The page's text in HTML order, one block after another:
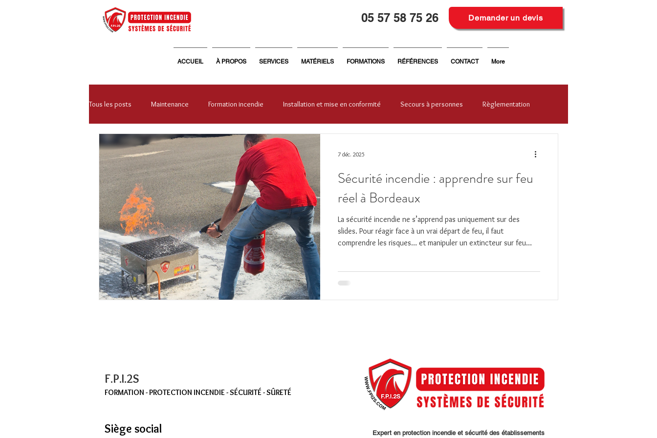
05 57 58 75 26 Demander un devis
ACCUEIL À PROPOS SERVICES MATÉRIELS FORMATIONS RÉFÉRENCES CONTACT More
Tous les posts Maintenance Formation incendie Installation et mise en conformité Secours à personnes Règlementation
Systèmes de sécurité Général
Sécurité incendie : apprendre sur feu
réel à Bordeaux
La sécurité incendie ne s’apprend pas uniquement sur des
slides. Pour réagir face à un vrai départ de feu, il faut
comprendre les risques… et manipuler un extincteur sur feu
7 déc. 2025
F.P.I.2S
FORMATION - PROTECTION INCENDIE - SÉCURITÉ - SÛRETÉ
Siège social Expert en protection incendie et sécurité des établissements